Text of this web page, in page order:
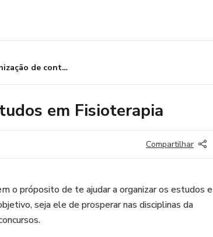
Organização de conteúdos para estudos em Fisioterapia
em Fisioterapia
Compartilhar
o próposito de te ajudar a organizar os estudos e
seja ele de prosperar nas disciplinas da